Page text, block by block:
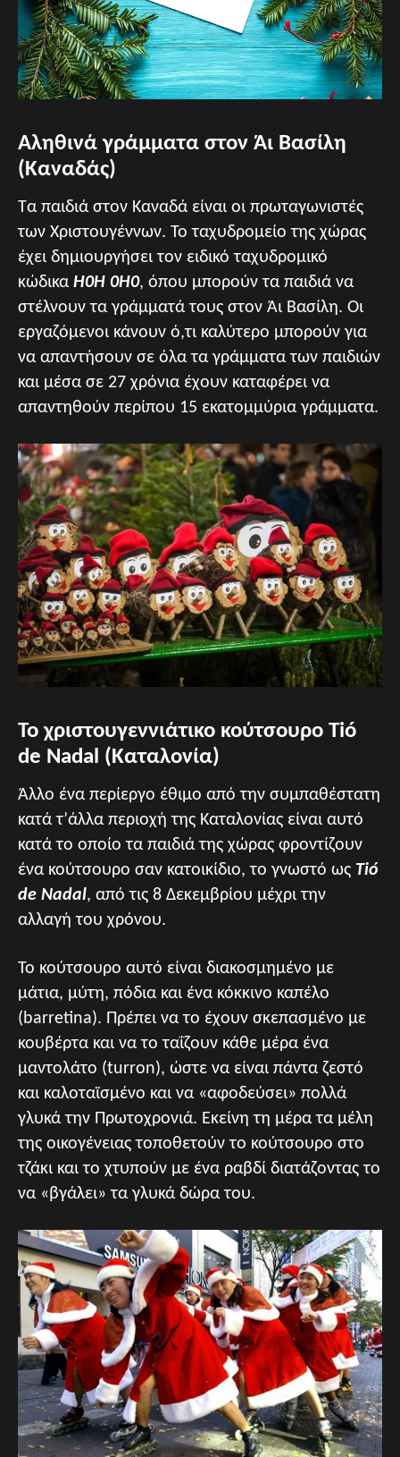
Αληθινά γράμματα στον Άι Βασίλη
(Καναδάς)
Τα παιδιά στον Καναδά είναι οι πρωταγωνιστές
των Χριστουγέννων. Το ταχυδρομείο της χώρας
έχει δημιουργήσει τον ειδικό ταχυδρομικό
κώδικα H0H 0H0, όπου μπορούν τα παιδιά να
στέλνουν τα γράμματά τους στον Άι Βασίλη. Οι
εργαζόμενοι κάνουν ό,τι καλύτερο μπορούν για
να απαντήσουν σε όλα τα γράμματα των παιδιών
και μέσα σε 27 χρόνια έχουν καταφέρει να
απαντηθούν περίπου 15 εκατομμύρια γράμματα.
Το χριστουγεννιάτικο κούτσουρο Tió
de Nadal (Καταλονία)
Άλλο ένα περίεργο έθιμο από την συμπαθέστατη
κατά τ’άλλα περιοχή της Καταλονίας είναι αυτό
κατά το οποίο τα παιδιά της χώρας φροντίζουν
ένα κούτσουρο σαν κατοικίδιο, το γνωστό ως Tió
de Nadal, από τις 8 Δεκεμβρίου μέχρι την
αλλαγή του χρόνου.
Το κούτσουρο αυτό είναι διακοσμημένο με
μάτια, μύτη, πόδια και ένα κόκκινο καπέλο
(barretina). Πρέπει να το έχουν σκεπασμένο με
κουβέρτα και να το ταΐζουν κάθε μέρα ένα
μαντολάτο (turron), ώστε να είναι πάντα ζεστό
και καλοταϊσμένο και να «αφοδεύσει» πολλά
γλυκά την Πρωτοχρονιά. Εκείνη τη μέρα τα μέλη
της οικογένειας τοποθετούν το κούτσουρο στο
τζάκι και το χτυπούν με ένα ραβδί διατάζοντας το
να «βγάλει» τα γλυκά δώρα του.